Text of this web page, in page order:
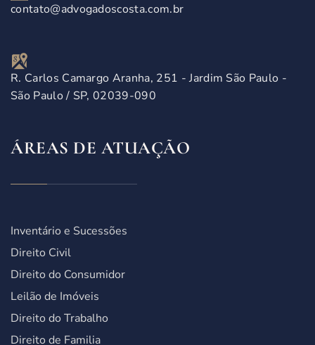
contato@advogadoscosta.com.br
R. Carlos Camargo Aranha, 251 - Jardim São Paulo -
São Paulo / SP, 02039-090
ÁREAS DE ATUAÇÃO
Inventário e Sucessões
Direito Civil
Direito do Consumidor
Leilão de Imóveis
Direito do Trabalho
Direito de Familia